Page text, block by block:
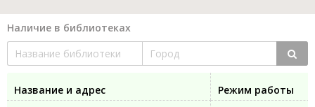
Наличие в библиотеках
Название и адрес
Режим работы